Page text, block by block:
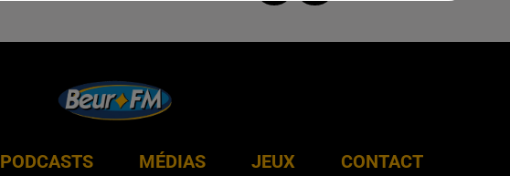
PODCASTS MÉDIAS JEUX CONTACT